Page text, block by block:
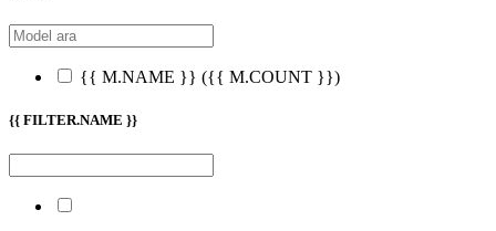
{{ M.NAME }} ({{ M.COUNT }})
{{ FILTER.NAME }}